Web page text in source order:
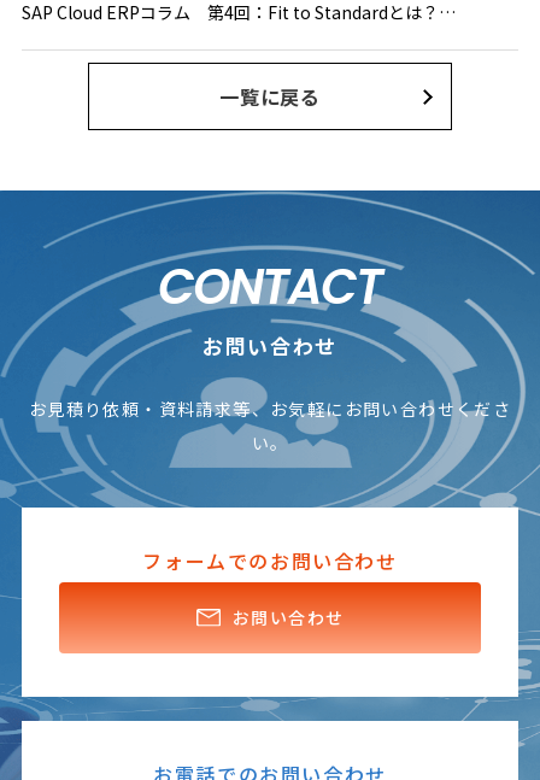
SAP Cloud ERPコラム 第4回：Fit to Standardとは？ SAPで実現できる“新しいERP導入の常識”
一覧に戻る
CONTACT
お問い合わせ
お見積り依頼・資料請求等、お気軽にお問い合わせくださ
い。
フォームでのお問い合わせ
お問い合わせ
お電話でのお問い合わせ